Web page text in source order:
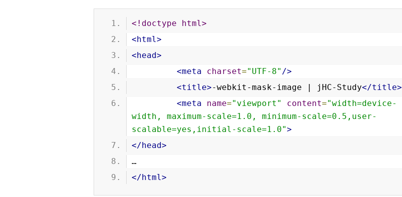
<!doctype html>
<html>
<head>
<meta
charset="UTF-8" />
<title>-webkit-mask-image | jHC-Study</title>
<meta
name="viewport" content="width=device-
width, maximum-scale=1.0, minimum-scale=0.5,user-
scalable=yes,initial-scale=1.0">
</head>
…
</html>